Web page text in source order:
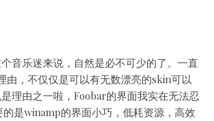
音乐迷来说，自然是必不可少的了。一直
由，不仅仅是可以有无数漂亮的skin可以
理由之一啦，Foobar的界面我实在无法忍
是winamp的界面小巧，低耗资源，高效